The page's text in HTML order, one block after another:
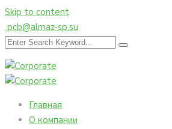
Skip to content
pcb@almaz-sp.su
Главная
О компании